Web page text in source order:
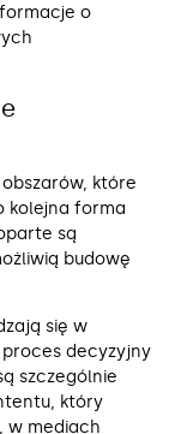
o
które
kolejna forma
są
budowę
się w
decyzyjny
szczególnie
który
w mediach